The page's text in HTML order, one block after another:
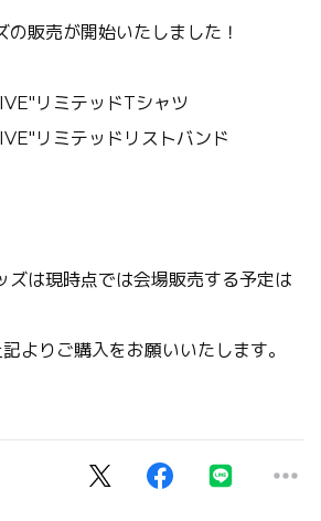
販売が開始いたしました！
リミテッドTシャツ
リミテッドリストバンド
は現時点では会場販売する予定は
よりご購入をお願いいたします。